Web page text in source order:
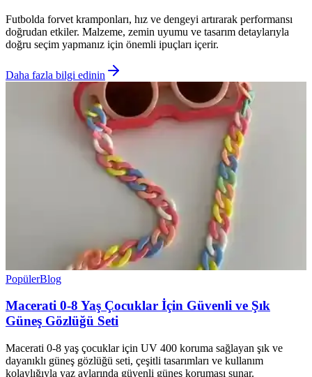
Futbolda forvet kramponları, hız ve dengeyi artırarak performansı
doğrudan etkiler. Malzeme, zemin uyumu ve tasarım detaylarıyla
doğru seçim yapmanız için önemli ipuçları içerir.
Daha fazla bilgi edinin
PopülerBlog
Macerati 0-8 Yaş Çocuklar İçin Güvenli ve Şık
Güneş Gözlüğü Seti
Macerati 0-8 yaş çocuklar için UV 400 koruma sağlayan şık ve
dayanıklı güneş gözlüğü seti, çeşitli tasarımları ve kullanım
kolaylığıyla yaz aylarında güvenli güneş koruması sunar.